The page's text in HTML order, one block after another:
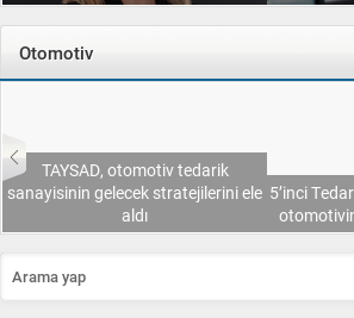
Otomotiv
5’inci Tedarik Zinciri Konferansı’nda
otomotivin geleceği konuşulacak
Otokar’ın